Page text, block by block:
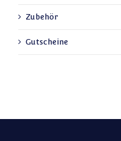
Zubehör
Gutscheine